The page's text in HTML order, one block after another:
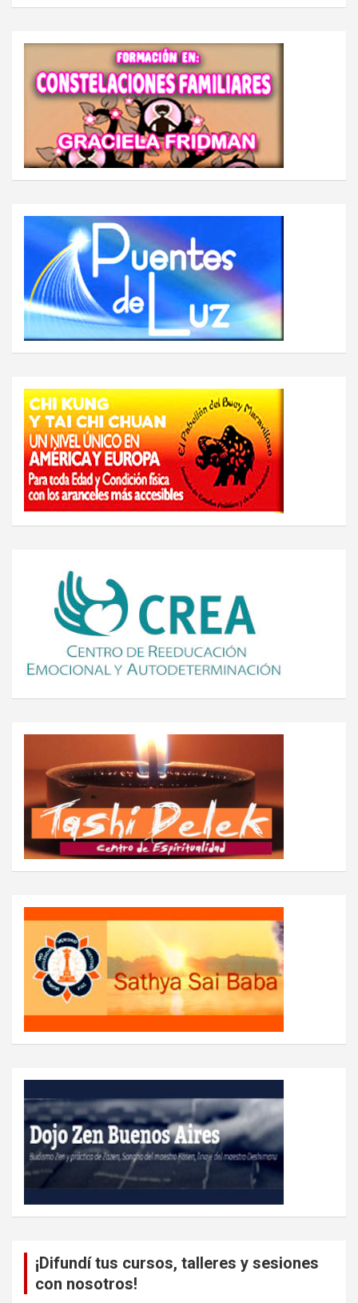
¡Difundí tus cursos, talleres y sesiones
con nosotros!